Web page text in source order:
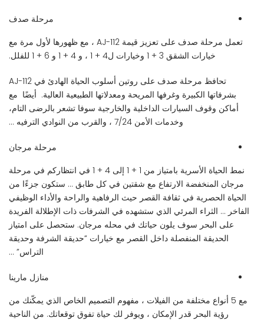
مرحلة صدف
تعمل مرحلة صدف على تعزيز قيمة AJ-112 ، مع ظهورها لأول مرة مع
خيارات الشقق 3 + 1 وخيارات ل4 + 1 ، و 4 + 1 و 6 + 1 للفلل.
تحافظ مرحلة صدف على روتين أسلوب الحياة الهادئ في AJ-112
بشرفاتها الكبيرة وغرفها المريحة ومعدلاتها الطبيعية العالية. أيضًا مع
أماكن وقوف السيارات الداخلية والخارجية سوفا تشعر بالرضى التام،
وخدمات الأمن 7/24 ، والقرب من النوادي الترفيه …
مرحلة مرجان
نمط الحياة الأسرية بامتياز من 1 + 1 إلى 4 + 1 في انتظاركم في مرحلة
مرجان المنخفضة الارتفاع مع شقتين في كل طابق … ستكون جزءًا من
الحياة الحصرية في ثقافة القصر حيث الرفاهية والراحة والأداء الوظيفي
الفاخر … الثراء المرئي الذي ستشهده في الشرفات ذات الإطلالة الفريدة
على البحر سوف يلون حياتك في محله مرجان. ستحصل على امتياز
الحديقة المنفصلة داخل القصر مع خيارات “حديقة الشرفة وحديقة
التراس” …
منازل مارينا
مع 5 أنواع مختلفة من الفيلات ، مفهوم التصميم الخاص الذي يمكّنك من
رؤية البحر قدر الإمكان ، ويوفر لك حياة تفوق توقعاتك. من الناحية